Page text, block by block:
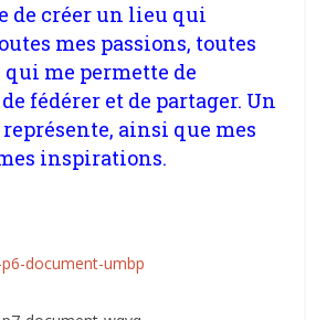
de créer un lieu qui
mes passions, toutes
qui me permette de
fédérer et de partager. Un
ainsi que mes
inspirations.